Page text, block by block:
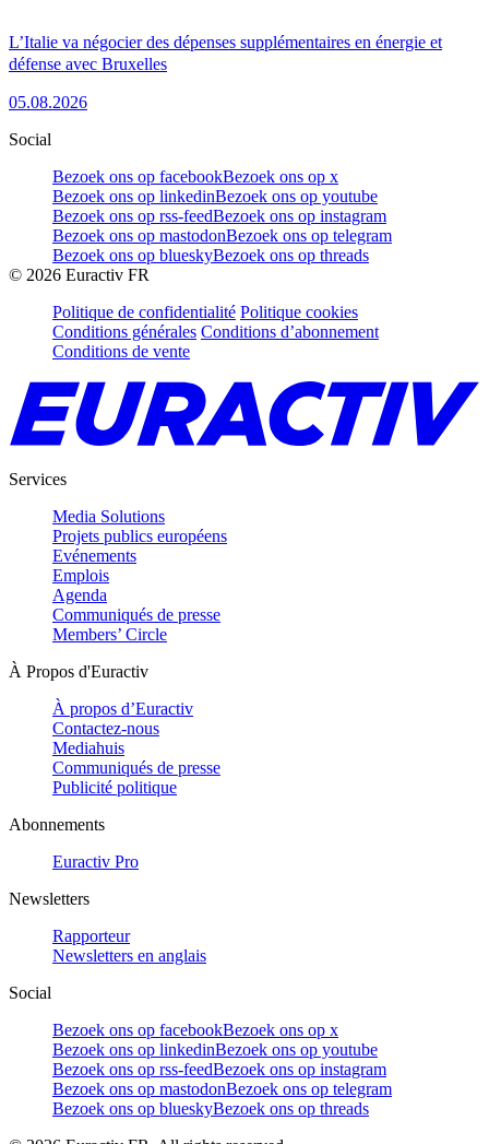
L’Italie va négocier des dépenses supplémentaires en énergie et
défense avec Bruxelles
05.08.2026
Social
Bezoek ons op facebookBezoek ons op x
Bezoek ons op linkedinBezoek ons op youtube
Bezoek ons op rss-feedBezoek ons op instagram
Bezoek ons op mastodonBezoek ons op telegram
Bezoek ons op blueskyBezoek ons op threads
© 2026 Euractiv FR
Politique de confidentialité Politique cookies
Conditions générales Conditions d’abonnement
Conditions de vente
Services
Media Solutions
Projets publics européens
Evénements
Emplois
Agenda
Communiqués de presse
Members’ Circle
À Propos d'Euractiv
À propos d’Euractiv
Contactez-nous
Mediahuis
Communiqués de presse
Publicité politique
Abonnements
Euractiv Pro
Newsletters
Rapporteur
Newsletters en anglais
Social
Bezoek ons op facebookBezoek ons op x
Bezoek ons op linkedinBezoek ons op youtube
Bezoek ons op rss-feedBezoek ons op instagram
Bezoek ons op mastodonBezoek ons op telegram
Bezoek ons op blueskyBezoek ons op threads